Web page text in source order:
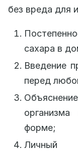
без вреда для
сахара в
Введение
перед
форме;